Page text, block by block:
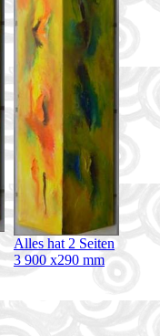
Alles hat 2 Seiten
3 900 x290 mm